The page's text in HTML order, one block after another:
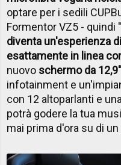
optare per i sedili
Formentor VZ5 - quindi
diventa un'esperienza
esattamente in linea
nuovo schermo da
infotainment e
con 12 altoparlanti e
potrà godere la tua
mai prima d'ora su di un